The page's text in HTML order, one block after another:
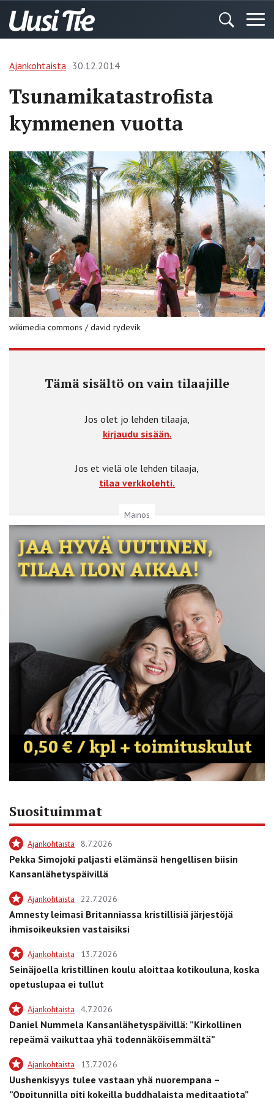
Ajankohtaista 30.12.2014
Tsunamikatastrofista
kymmenen vuotta
wikimedia commons / david rydevik
Tämä sisältö on vain tilaajille
Jos olet jo lehden tilaaja,
kirjaudu sisään.
Jos et vielä ole lehden tilaaja,
tilaa verkkolehti.
Mainos
Suosituimmat
Ajankohtaista 8.7.2026
Pekka Simojoki paljasti elämänsä hengellisen biisin
Kansanlähetyspäivillä
Ajankohtaista 22.7.2026
Amnesty leimasi Britanniassa kristillisiä järjestöjä
ihmisoikeuksien vastaisiksi
Ajankohtaista 13.7.2026
Seinäjoella kristillinen koulu aloittaa kotikouluna, koska
opetuslupaa ei tullut
Ajankohtaista 4.7.2026
Daniel Nummela Kansanlähetyspäivillä: ”Kirkollinen
repeämä vaikuttaa yhä todennäköisemmältä”
Ajankohtaista 13.7.2026
Uushenkisyys tulee vastaan yhä nuorempana –
”Oppitunnilla piti kokeilla buddhalaista meditaatiota”